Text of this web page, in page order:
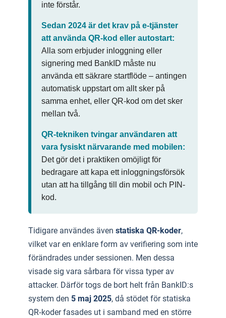
inte förstår.
Sedan 2024 är det krav på e‑tjänster
att använda QR-kod eller autostart:
Alla som erbjuder inloggning eller
signering med BankID måste nu
använda ett säkrare startflöde – antingen
automatisk uppstart om allt sker på
samma enhet, eller QR-kod om det sker
mellan två.
QR-tekniken tvingar användaren att
vara fysiskt närvarande med mobilen:
Det gör det i praktiken omöjligt för
bedragare att kapa ett inloggningsförsök
utan att ha tillgång till din mobil och PIN-
kod.
Tidigare användes även statiska QR-koder,
vilket var en enklare form av verifiering som inte
förändrades under sessionen. Men dessa
visade sig vara sårbara för vissa typer av
attacker. Därför togs de bort helt från BankID:s
system den 5 maj 2025, då stödet för statiska
QR‑koder fasades ut i samband med en större